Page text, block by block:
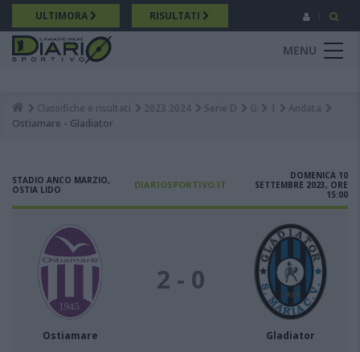
Salta
al
contenuto
principale
ULTIMORA RISULTATI
MENU
Breadcrumb
Classifiche e risultati 2023 2024 Serie D G 1
Andata
Ostiamare - Gladiator
STADIO ANCO MARZIO,
OSTIA LIDO
DIARIOSPORTIVO.IT
DOMENICA 10
SETTEMBRE 2023, ORE
15:00
Ostiamare
2 - 0
Gladiator